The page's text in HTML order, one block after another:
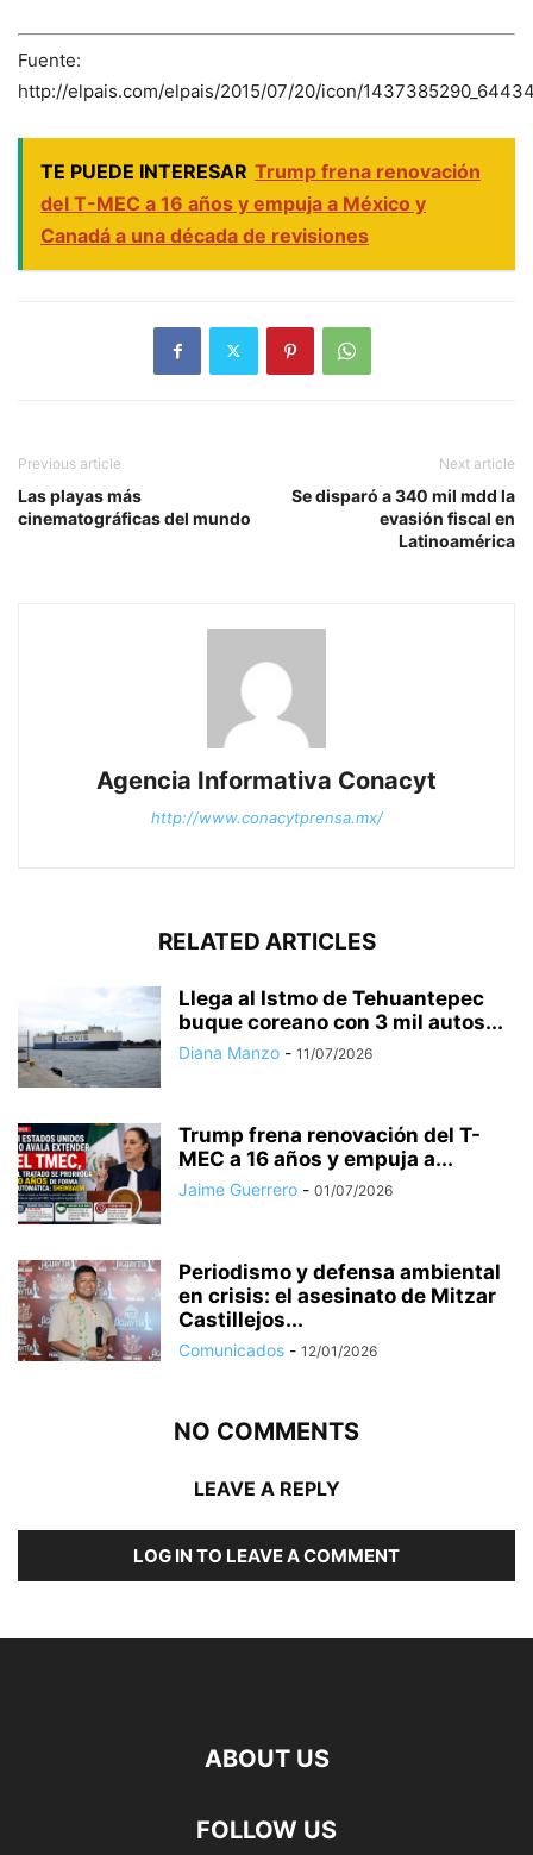
Fuente:
http://elpais.com/elpais/2015/07/20/icon/
TE PUEDE INTERESAR Trump frena renovación
del T-MEC a 16 años y empuja a México y
Canadá a una década de revisiones
Previous article
Las playas más
cinematográficas del mundo
Next article
Se disparó a 340 mil mdd la
evasión fiscal en
Latinoamérica
Agencia Informativa Conacyt
http://www.conacytprensa.mx/
RELATED ARTICLES
Llega al Istmo de Tehuantepec
buque coreano con 3 mil autos...
Diana Manzo - 11/07/2026
Trump frena renovación del T-
MEC a 16 años y empuja a...
Jaime Guerrero - 01/07/2026
Periodismo y defensa ambiental
en crisis: el asesinato de Mitzar
Castillejos...
Comunicados - 12/01/2026
NO COMMENTS
LEAVE A REPLY
LOG IN TO LEAVE A COMMENT
ABOUT US
FOLLOW US